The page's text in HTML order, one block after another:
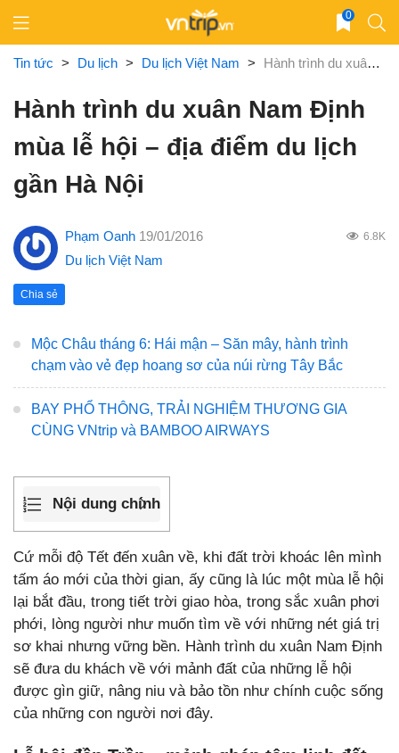
content
0
Tin tức > Du lịch > Du lịch Việt Nam > Hành trình du xuân Nam Định mùa lễ hội – địa điểm du lịch gần Hà Nội
Hành trình du xuân Nam Định
mùa lễ hội – địa điểm du lịch
gần Hà Nội
Phạm Oanh 19/01/2016 6.8K
Du lịch Việt Nam
Chia sẻ
Mộc Châu tháng 6: Hái mận – Săn mây, hành trình
chạm vào vẻ đẹp hoang sơ của núi rừng Tây Bắc
BAY PHỔ THÔNG, TRẢI NGHIỆM THƯƠNG GIA
CÙNG VNtrip và BAMBOO AIRWAYS
Nội dung chính
Cứ mỗi độ Tết đến xuân về, khi đất trời khoác lên mình
tấm áo mới của thời gian, ấy cũng là lúc một mùa lễ hội
lại bắt đầu, trong tiết trời giao hòa, trong sắc xuân phơi
phới, lòng người như muốn tìm về với những nét giá trị
sơ khai nhưng vững bền. Hành trình du xuân Nam Định
sẽ đưa du khách về với mảnh đất của những lễ hội
được gìn giữ, nâng niu và bảo tồn như chính cuộc sống
của những con người nơi đây.